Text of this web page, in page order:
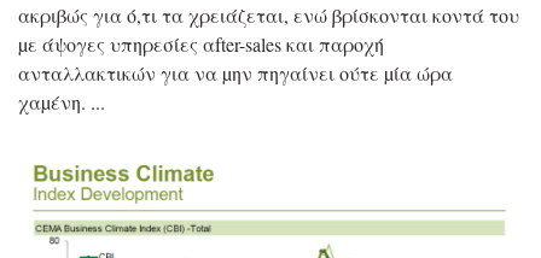
ακριβώς για ό,τι τα χρειάζεται, ενώ βρίσκονται κοντά του
µε άψογες υπηρεσίες αfter-sales και παροχή
ανταλλακτικών για να µην πηγαίνει ούτε µία ώρα
χαµένη.